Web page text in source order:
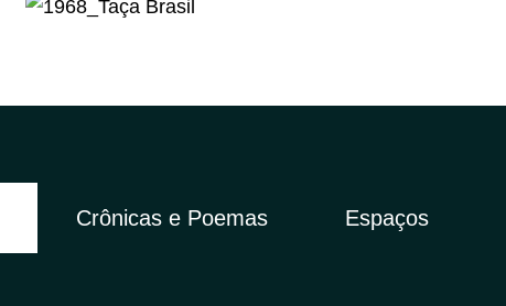
Crônicas e Poemas Espaços